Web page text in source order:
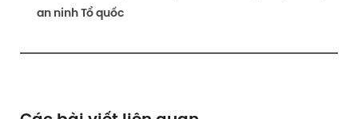
an ninh Tổ quốc